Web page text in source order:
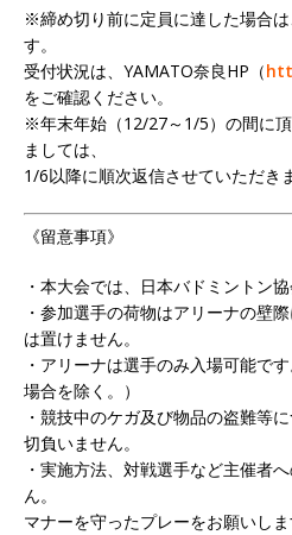
※締め切り前に定員に達した場合
す。
受付状況は、YAMATO奈良HP（
をご確認ください。
※年末年始（12/27～1/5）の間に
ましては、
1/6以降に順次返信させていただき
《留意事項》
・本大会では、日本バドミントン
・参加選手の荷物はアリーナの壁
は置けません。
・アリーナは選手のみ入場可能で
場合を除く。）
・競技中のケガ及び物品の盗難等
切負いません。
・実施方法、対戦選手など主催者
ん。
マナーを守ったプレーをお願いしま